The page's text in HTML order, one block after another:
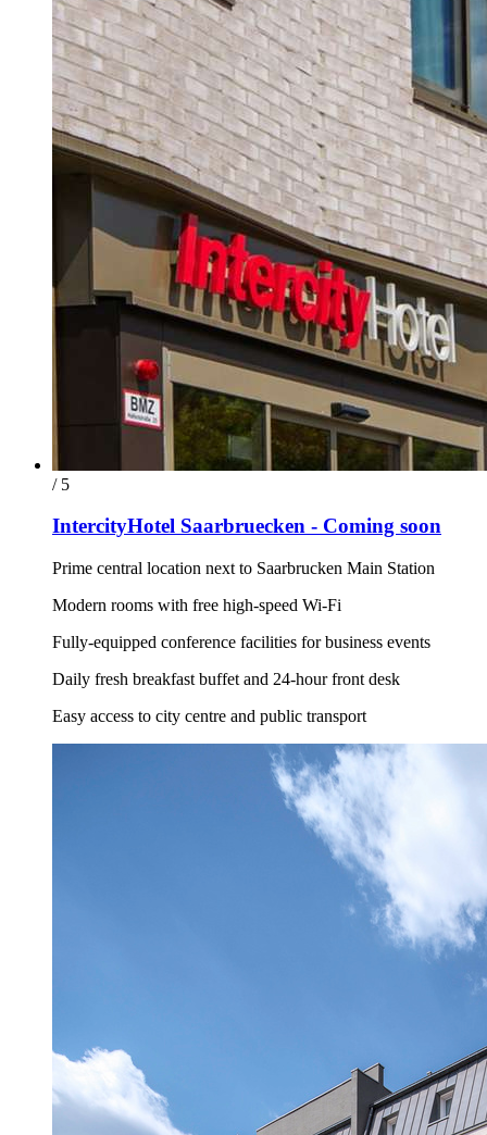
/ 5
IntercityHotel Saarbruecken - Coming soon
Prime central location next to Saarbrucken Main Station
Modern rooms with free high-speed Wi-Fi
Fully-equipped conference facilities for business events
Daily fresh breakfast buffet and 24-hour front desk
Easy access to city centre and public transport